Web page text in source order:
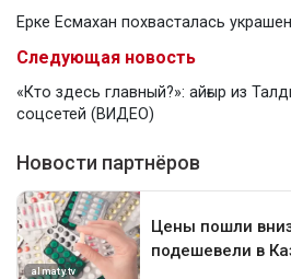
Ерке Есмахан похвасталась
Следующая новость
«Кто здесь главный?»: айғыр из
соцсетей (ВИДЕО)